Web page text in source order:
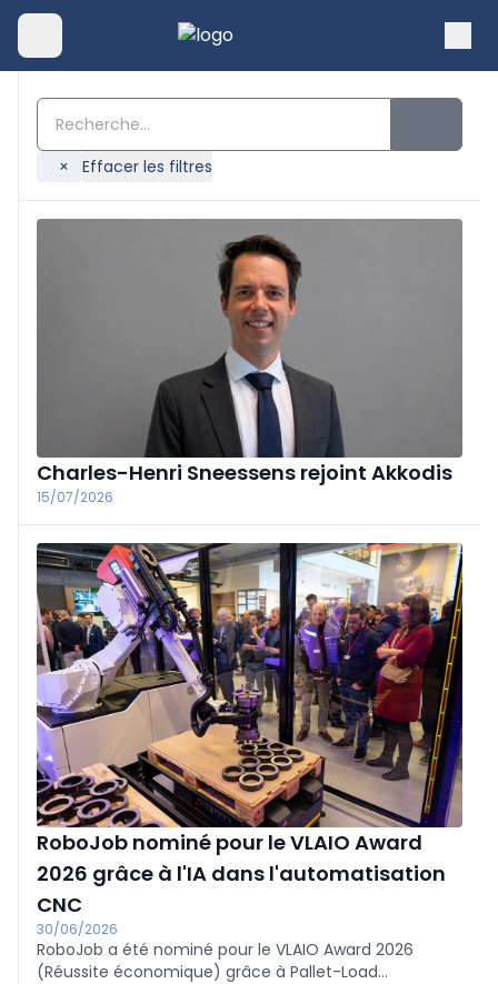
× Effacer les filtres
Charles-Henri Sneessens rejoint Akkodis
15/07/2026
RoboJob nominé pour le VLAIO Award
2026 grâce à l'IA dans l'automatisation
CNC
30/06/2026
RoboJob a été nominé pour le VLAIO Award 2026
(Réussite économique) grâce à Pallet-Load